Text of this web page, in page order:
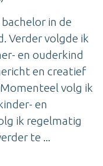
in de
Verder volgde ik
en ouderkind
en creatief
volg ik
en
ik regelmatig
te ...